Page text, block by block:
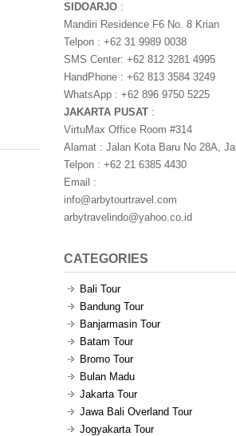
SIDOARJO:
Mandiri Residence F6 No. 8 Krian
Telpon : +62 31 9989 0038
SMS Center: +62 812 3281 4995
HandPhone : +62 813 3584 3249
WhatsApp : +62 896 9750 5225
JAKARTA PUSAT :
VirtuMax Office Room #314
Alamat : Jalan Kota Baru No 28A,
Telpon : +62 21 6385 4430
Email :
info@arbytourtravel.com
arbytravelindo@yahoo.co.id
CATEGORIES
Bali Tour
Bandung Tour
Banjarmasin Tour
Batam Tour
Bromo Tour
Bulan Madu
Jakarta Tour
Jawa Bali Overland Tour
Jogyakarta Tour